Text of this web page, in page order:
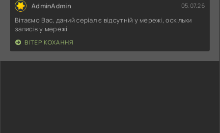
AdminAdmin 05.07.26
Вітаємо Вас, даний серіал є відсутній у мережі, оскільки
записів у мережі
ВІТЕР КОХАННЯ